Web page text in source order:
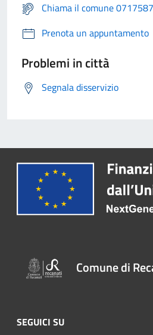
Chiama il comune
Prenota un appuntamento
Problemi in città
Segnala disservizio
Comune di
SEGUICI SU